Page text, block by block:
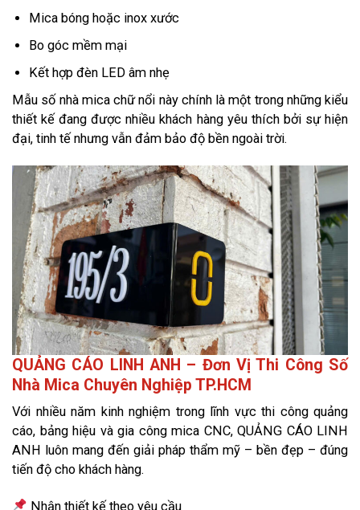
Mica bóng hoặc inox xước
Bo góc mềm mại
Kết hợp đèn LED âm nhẹ
Mẫu số nhà mica chữ nổi này chính là một trong những kiểu
thiết kế đang được nhiều khách hàng yêu thích bởi sự hiện
đại, tinh tế nhưng vẫn đảm bảo độ bền ngoài trời.
QUẢNG CÁO LINH ANH – Đơn Vị Thi Công Số
Nhà Mica Chuyên Nghiệp TP.HCM
Với nhiều năm kinh nghiệm trong lĩnh vực thi công quảng
cáo, bảng hiệu và gia công mica CNC, QUẢNG CÁO LINH
ANH luôn mang đến giải pháp thẩm mỹ – bền đẹp – đúng
tiến độ cho khách hàng.
Nhận thiết kế theo yêu cầu